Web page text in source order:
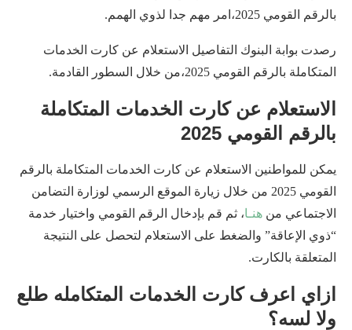
بالرقم القومي 2025،امر مهم جدا لذوي الهمم.
رصدت بوابة البنوك التفاصيل الاستعلام عن كارت الخدمات
المتكاملة بالرقم القومي 2025،من خلال السطور القادمة.
الاستعلام عن كارت الخدمات المتكاملة
بالرقم القومي 2025
يمكن للمواطنين الاستعلام عن كارت الخدمات المتكاملة بالرقم
القومي 2025 من خلال زيارة الموقع الرسمي لوزارة التضامن
الاجتماعي من هنـا، ثم قم بإدخال الرقم القومي واختيار خدمة
“ذوي الإعاقة” والضغط على الاستعلام لتحصل على النتيجة
المتعلقة بالكارت.
ازاي اعرف كارت الخدمات المتكامله طلع
ولا لسه؟